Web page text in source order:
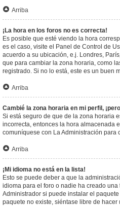
Arriba
¡La hora en los foros no es correcta!
Es posible que esté viendo la hora
es el caso, visite el Panel de Control de
acuerdo a su ubicación, e.j. Londres,
que para cambiar la zona horaria, como
registrado. Si no lo está, este es un buen
Arriba
Cambié la zona horaria en mi perfil,
Si está seguro de que de la zona horaria
incorrecta, entonces la hora almacenada
comuníquese con La Administración para
Arriba
¡Mi idioma no está en la lista!
Esto se puede deber a que la
idioma para el foro o nadie ha creado
Administrador si puede instalar el
paquete no existe, siéntase libre de